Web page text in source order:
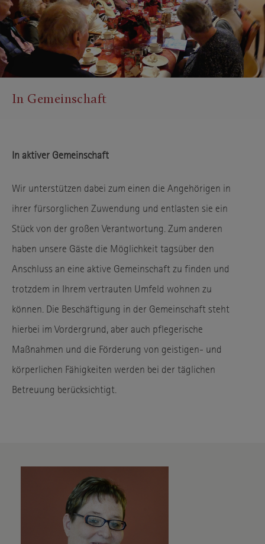
In Gemeinschaft
In aktiver Gemeinschaft
Wir unterstützen dabei zum einen die Angehörigen in
ihrer fürsorglichen Zuwendung und entlasten sie ein
Stück von der großen Verantwortung. Zum anderen
haben unsere Gäste die Möglichkeit tagsüber den
Anschluss an eine aktive Gemeinschaft zu finden und
trotzdem in Ihrem vertrauten Umfeld wohnen zu
können. Die Beschäftigung in der Gemeinschaft steht
hierbei im Vordergrund, aber auch pflegerische
Maßnahmen und die Förderung von geistigen- und
körperlichen Fähigkeiten werden bei der täglichen
Betreuung berücksichtigt.